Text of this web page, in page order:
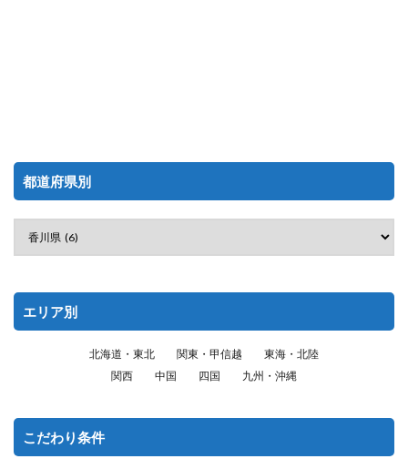
都道府県別
エリア別
北海道・東北 関東・甲信越
東海・北陸
関西
中国 四国 九州・沖縄
こだわり条件